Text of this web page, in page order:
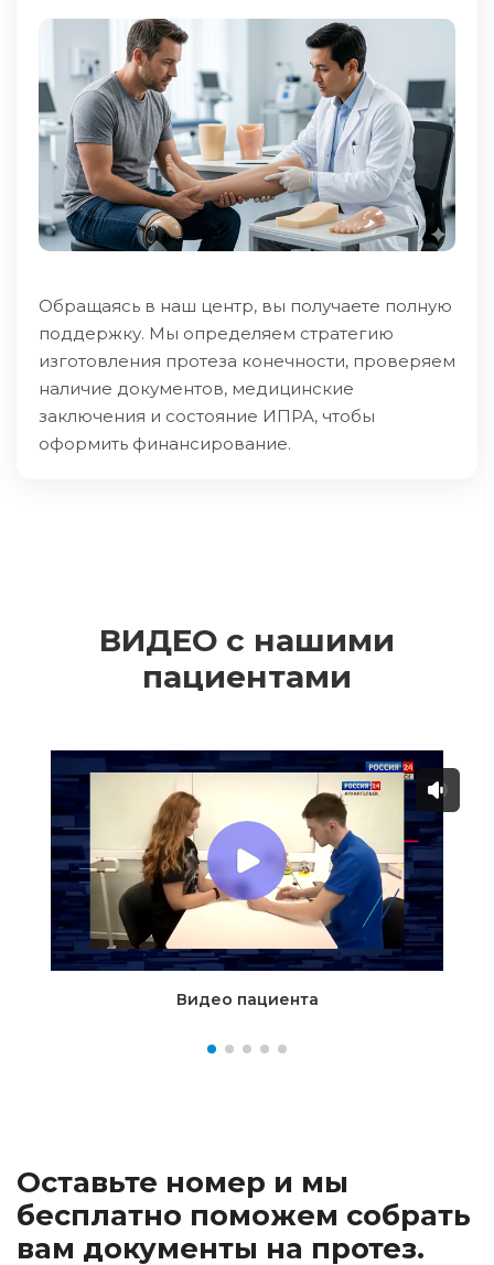
Обращаясь в наш центр, вы получаете полную
поддержку. Мы определяем стратегию
изготовления протеза конечности, проверяем
наличие документов, медицинские
заключения и состояние ИПРА, чтобы
оформить финансирование.
ВИДЕО с нашими
пациентами
Видео пациента
Оставьте номер и мы
бесплатно поможем собрать
вам документы на протез.